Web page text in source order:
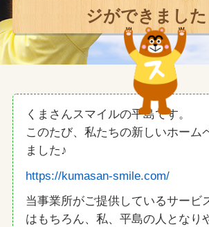
ジができました
くまさんスマイルの平島です。
このたび、私たちの新しいホーム
ました♪
https://kumasan-smile.com/
当事業所がご提供しているサービ
はもちろん、私、平島の人となり